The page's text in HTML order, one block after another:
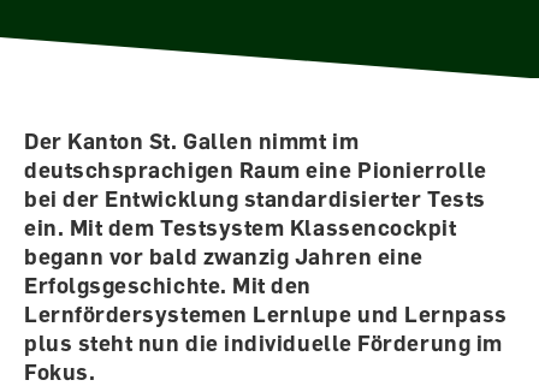
Der Kanton St. Gallen nimmt im
deutschsprachigen Raum eine Pionierrolle
bei der Entwicklung standardisierter Tests
ein. Mit dem Testsystem Klassencockpit
begann vor bald zwanzig Jahren eine
Erfolgsgeschichte. Mit den
Lernfördersystemen Lernlupe und Lernpass
plus steht nun die individuelle Förderung im
Fokus.